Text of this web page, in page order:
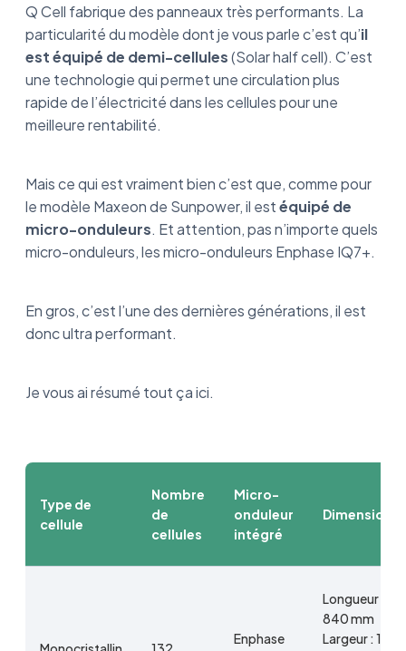
Q Cell fabrique des panneaux très performants. La
particularité du modèle dont je vous parle c’est qu’il
est équipé de demi-cellules(Solar half cell). C’est
une technologie qui permet une circulation plus
rapide de l’électricité dans les cellules pour une
meilleure rentabilité.
Mais ce qui est vraiment bien c’est que, comme pour
le modèle Maxeon de Sunpower, il estéquipé de
micro-onduleurs. Et attention, pas n’importe quels
micro-onduleurs, les micro-onduleurs Enphase IQ7+.
En gros, c’est l’une des dernières générations, il est
donc ultra performant.
Je vous ai résumé tout ça ici.
Type de
cellule
Nombre
de
cellules
Micro-
onduleur
intégré
Dimension
Enphase
Longueur : 1
840 mm
Largeur : 1